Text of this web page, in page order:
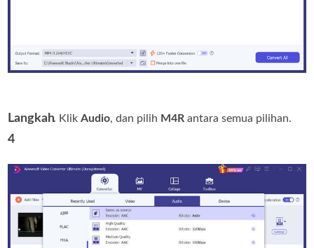
Langkah
4
. KlikAudio, dan pilih M4R antara semua pilihan.